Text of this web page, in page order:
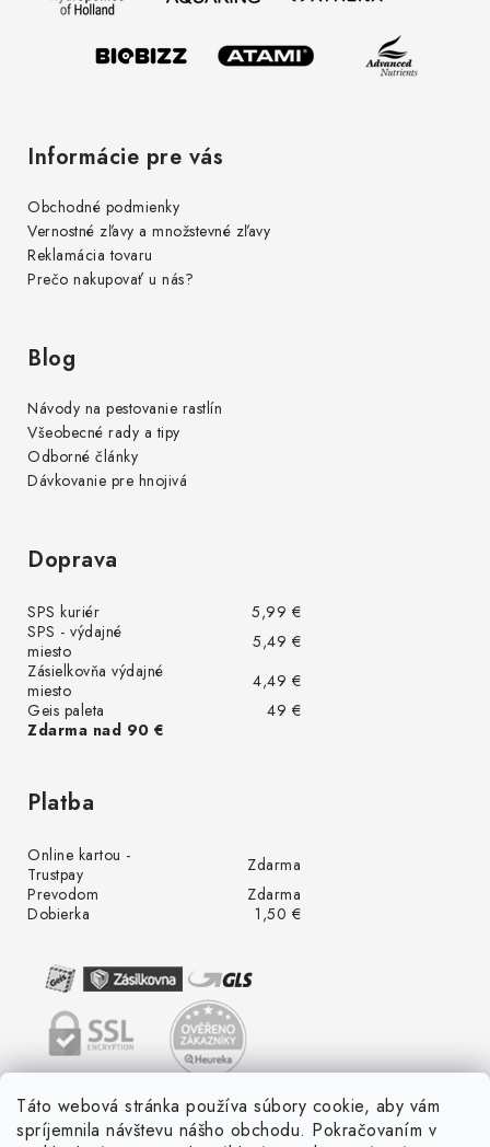
Táto webová stránka používa súbory cookie, aby vám
spríjemnila návštevu nášho obchodu. Pokračovaním v
Informácie pre vás
Obchodné podmienky
Vernostné zľavy a množstevné zľavy
Reklamácia tovaru
Prečo nakupovať u nás?
Blog
Návody na pestovanie rastlín
Všeobecné rady a tipy
Odborné články
Dávkovanie pre hnojivá
Doprava
SPS kuriér
5,99 €
SPS - výdajné
miesto
5,49 €
Zásielkovňa výdajné
miesto
4,49 €
Geis paleta
49 €
Zdarma nad 90 €
Platba
Online kartou -
Trustpay
Zdarma
Prevodom
Zdarma
Dobierka
1,50 €